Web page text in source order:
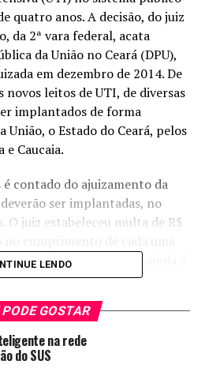
quatro anos. A decisão, do juiz
da 2ª vara federal, acata
da União no Ceará (DPU),
em dezembro de 2014. De
novos leitos de UTI, de diversas
implantados de forma
o Estado do Ceará, pelos
Caucaia.
contado do ajuizamento da
ser implantadas, no
O juiz estabeleceu multa de R$
na decisão. A decisão ainda é
da crescente demanda de
com necessidade de
na maioria, com máxima
LENDO
PODE GOSTAR
na rede
do SUS